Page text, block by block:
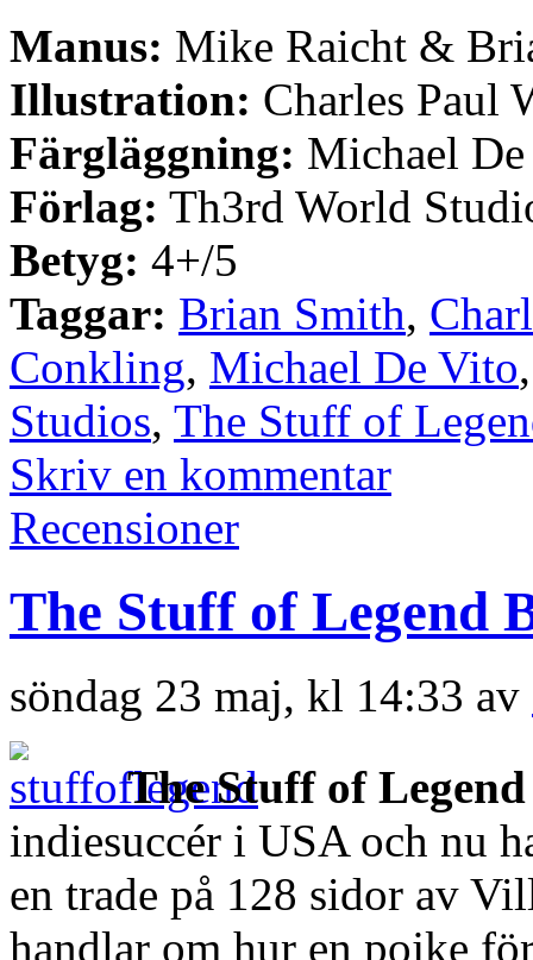
Manus: Mike Raicht &
Illustration: Charles Paul
Färgläggning: Michael
Förlag: Th3rd World
Betyg: 4+/5
Taggar: Brian Smith,
Conkling, Michael De Vito
Studios, The Stuff of
Skriv en kommentar
Recensioner
The Stuff of Legend
söndag 23 maj, kl 14:33 av
The Stuff of Legend
indiesuccér i USA och nu
en trade på 128 sidor av
handlar om hur en pojke